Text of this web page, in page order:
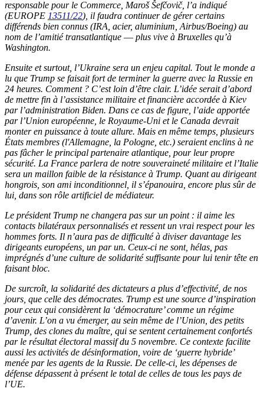
responsable pour le Commerce, Maroš Šefčovič, l’a indiqué
(EUROPE 13511/22), il faudra continuer de gérer certains
différends bien connus (IRA, acier, aluminium, Airbus/Boeing) au
nom de l’amitié transatlantique ― plus vive à Bruxelles qu’à
Washington.
Ensuite et surtout, l’Ukraine sera un enjeu capital. Tout le monde a
lu que Trump se faisait fort de terminer la guerre avec la Russie en
24 heures. Comment ? C’est loin d’être clair. L’idée serait d’abord
de mettre fin à l’assistance militaire et financière accordée à Kiev
par l’administration Biden. Dans ce cas de figure, l’aide apportée
par l’Union européenne, le Royaume-Uni et le Canada devrait
monter en puissance à toute allure. Mais en même temps, plusieurs
États membres (l'Allemagne, la Pologne, etc.) seraient enclins à ne
pas fâcher le principal partenaire atlantique, pour leur propre
sécurité. La France parlera de notre souveraineté militaire et l’Italie
sera un maillon faible de la résistance à Trump. Quant au dirigeant
hongrois, son ami inconditionnel, il s’épanouira, encore plus sûr de
lui, dans son rôle artificiel de médiateur.
Le président Trump ne changera pas sur un point : il aime les
contacts bilatéraux personnalisés et ressent un vrai respect pour les
hommes forts. Il n’aura pas de difficulté à diviser davantage les
dirigeants européens, un par un. Ceux-ci ne sont, hélas, pas
imprégnés d’une culture de solidarité suffisante pour lui tenir tête en
faisant bloc.
De surcroît, la solidarité des dictateurs a plus d’effectivité, de nos
jours, que celle des démocrates. Trump est une source d’inspiration
pour ceux qui considèrent la ‘démocrature’ comme un régime
d’avenir. L’on a vu émerger, au sein même de l’Union, des petits
Trump, des clones du maître, qui se sentent certainement confortés
par le résultat électoral massif du 5 novembre. Ce contexte facilite
aussi les activités de désinformation, voire de ‘guerre hybride’
menée par les agents de la Russie. De celle-ci, les dépenses de
défense dépassent à présent le total de celles de tous les pays de
l’UE.